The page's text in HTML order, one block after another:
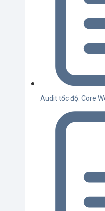
Audit tốc độ: Core